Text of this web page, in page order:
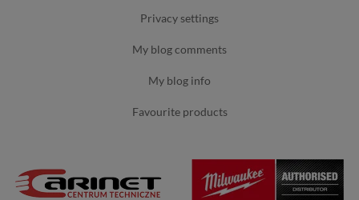
privacy settings
my blog comments
my blog info
favourite products